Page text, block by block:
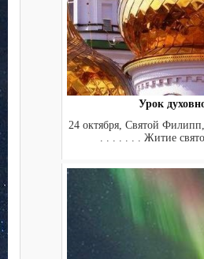
Урок
24 октября, Святой Филипп,
. . . . . . . Житие